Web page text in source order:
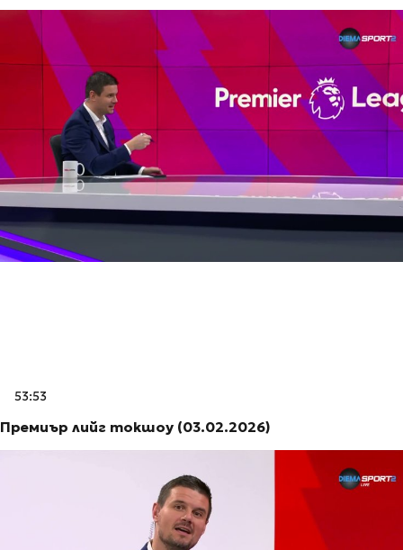
53:53
Премиър лийг токшоу (03.02.2026)